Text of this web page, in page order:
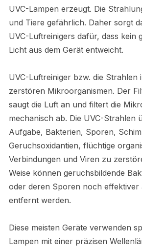
UVC-Lampen erzeugt. Die
und Tiere gefährlich. Daher sorgt
UVC-Luftreinigers dafür, dass kein
Licht aus dem Gerät entweicht.
UVC-Luftreiniger bzw. die Strahlen
zerstören Mikroorganismen. Der
saugt die Luft an und filtert die
mechanisch ab. Die UVC-Strahlen
Aufgabe, Bakterien, Sporen,
Geruchsoxidantien, flüchtige
Verbindungen und Viren zu
Weise können geruchsbildende
oder deren Sporen noch effektiver
entfernt werden.
Diese meisten Geräte verwenden
Lampen mit einer präzisen